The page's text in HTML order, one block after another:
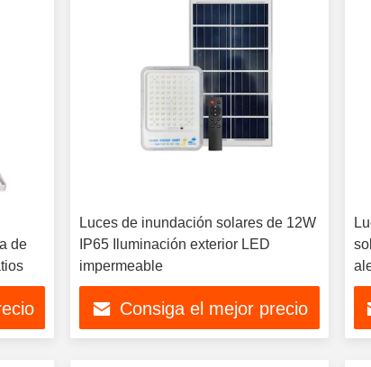
de
Luces de inundación solares de 12W
IP65 Iluminación exterior LED
impermeable
Consiga el mejor precio